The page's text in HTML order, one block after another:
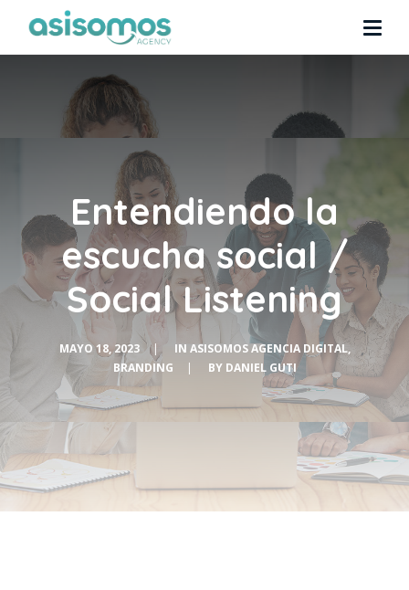
Entendiendo la
escucha social /
Social Listening
MAYO 18, 2023 | IN ASISOMOS AGENCIA DIGITAL,
BRANDING
| BY DANIEL GUTI